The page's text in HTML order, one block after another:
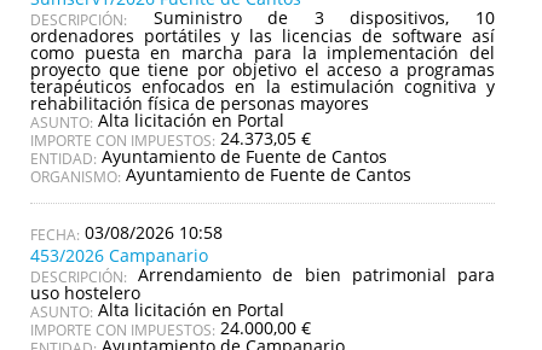
DESCRIPCIÓN: Suministro de 3 dispositivos, 10
ordenadores portátiles y las licencias de software así
como puesta en marcha para la implementación del
proyecto que tiene por objetivo el acceso a programas
terapéuticos enfocados en la estimulación cognitiva y
rehabilitación física de personas mayores
ASUNTO: Alta licitación en Portal
IMPORTE CON IMPUESTOS: 24.373,05 €
ENTIDAD: Ayuntamiento de Fuente de Cantos
ORGANISMO: Ayuntamiento de Fuente de Cantos
03/08/2026 10:58
453/2026 Campanario
DESCRIPCIÓN: Arrendamiento de bien patrimonial para
uso hostelero
ASUNTO: Alta licitación en Portal
IMPORTE CON IMPUESTOS: 24.000,00 €